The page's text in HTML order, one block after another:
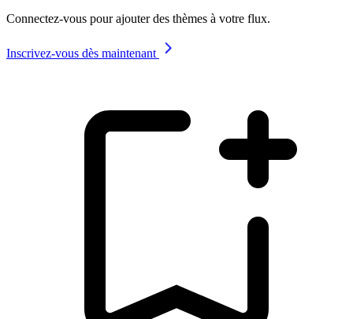
Connectez-vous pour ajouter des thèmes à votre flux.
Inscrivez-vous dès maintenant